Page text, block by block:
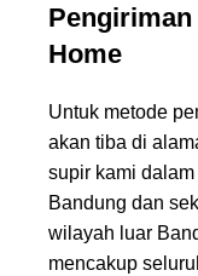
Home
Untuk metode
akan tiba di
supir kami
Bandung dan
wilayah luar
mencakup